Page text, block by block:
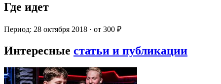
Где идет
Период: 28 октября 2018 · от 300 ₽
Интересные статьи и публикации